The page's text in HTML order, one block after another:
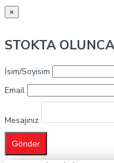
×
STOKTA
İsim/Soyisim
Email
Mesajınız
Gönder